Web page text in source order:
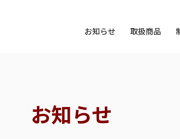
お知らせ 取扱商品
お知らせ